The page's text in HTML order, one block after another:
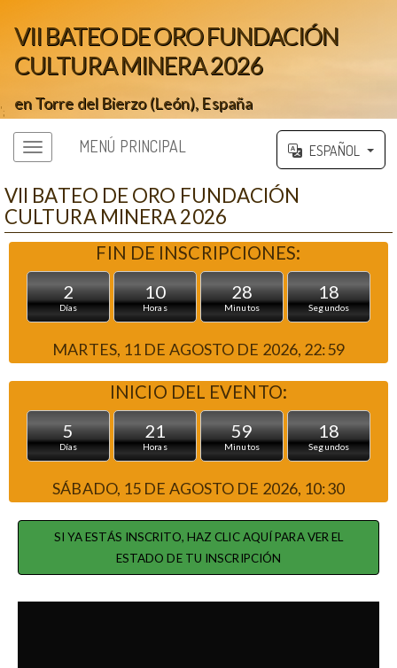
VII BATEO DE ORO FUNDACIÓN
CULTURA MINERA 2026
en Torre del Bierzo (León), España
';
MENÚ PRINCIPAL ESPAÑOL
VII BATEO DE ORO FUNDACIÓN
CULTURA MINERA 2026
FIN DE INSCRIPCIONES:
2
Días
10
Horas
28
Minutos
17
Segundos
MARTES, 11 DE AGOSTO DE 2026, 22:59
INICIO DEL EVENTO:
5
Días
21
Horas
59
Minutos
17
Segundos
SÁBADO, 15 DE AGOSTO DE 2026, 10:30